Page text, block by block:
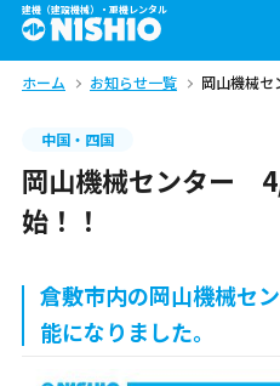
建機（建設機械）・重機レンタル
商品一覧
問合せ依頼リスト
北海道 東
九州・沖縄（外部）
ホーム お知らせ一覧 岡山機械
中国・四国
岡山機械センター
始！！
倉敷市内の岡山機械セ
能になりました。